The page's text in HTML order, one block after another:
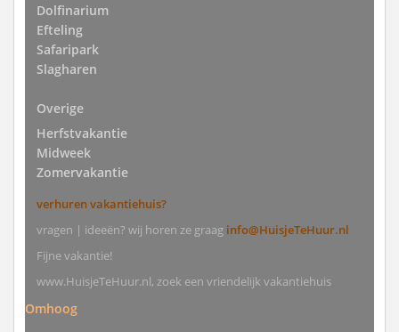
Dolfinarium
Efteling
Safaripark
Slagharen
Overige
Herfstvakantie
Midweek
Zomervakantie
verhuren vakantiehuis?
vragen | ideeën? wij horen ze graag info@HuisjeTeHuur.nl
Fijne vakantie!
www.HuisjeTeHuur.nl, zoek een vriendelijk vakantiehuis
Omhoog